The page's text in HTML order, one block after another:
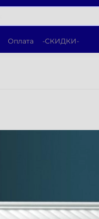
Оплата -СКИДКИ-